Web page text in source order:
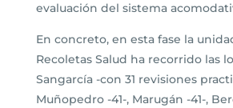
evaluación del sistema
En concreto, en esta fase la
Recoletas Salud ha recorrido las
Sangarcía -con 31 revisiones
Muñopedro -41-, Marugán -41-,